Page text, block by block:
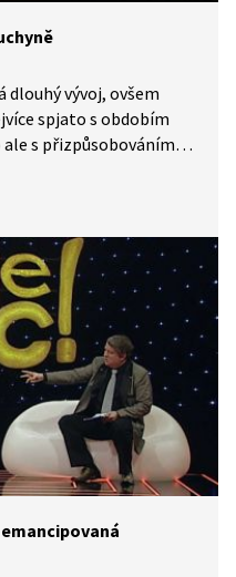
vývoj, ovšem
spjato s obdobím
s přizpůsobováním
v pořadu Historie.cs.